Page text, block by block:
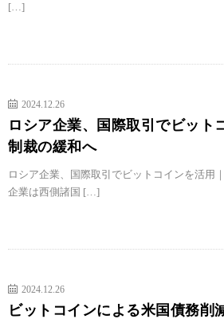
[…]
2024.12.26
ロシア企業、国際取引でビット
制裁の緩和へ
ロシア企業、国際取引でビットコインを活用
企業は西側諸国 […]
2024.12.26
ビットコインによる米国債務削